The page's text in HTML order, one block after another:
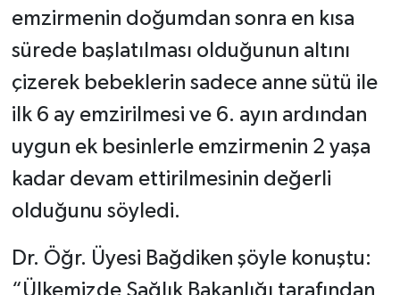
emzirmenin doğumdan sonra en kısa
sürede başlatılması olduğunun altını
çizerek bebeklerin sadece anne sütü ile
ilk 6 ay emzirilmesi ve 6. ayın ardından
uygun ek besinlerle emzirmenin 2 yaşa
kadar devam ettirilmesinin değerli
olduğunu söyledi.
Dr. Öğr. Üyesi Bağdiken şöyle konuştu: